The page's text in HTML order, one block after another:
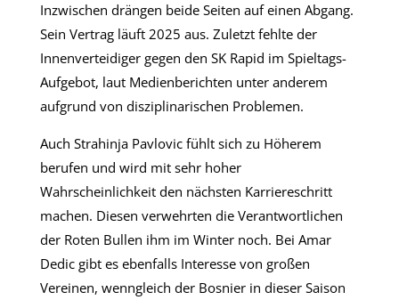
Inzwischen drängen beide Seiten auf einen Abgang.
Sein Vertrag läuft 2025 aus. Zuletzt fehlte der
Innenverteidiger gegen den SK Rapid im Spieltags-
Aufgebot, laut Medienberichten unter anderem
aufgrund von disziplinarischen Problemen.
Auch Strahinja Pavlovic fühlt sich zu Höherem
berufen und wird mit sehr hoher
Wahrscheinlichkeit den nächsten Karriereschritt
machen. Diesen verwehrten die Verantwortlichen
der Roten Bullen ihm im Winter noch. Bei Amar
Dedic gibt es ebenfalls Interesse von großen
Vereinen, wenngleich der Bosnier in dieser Saison